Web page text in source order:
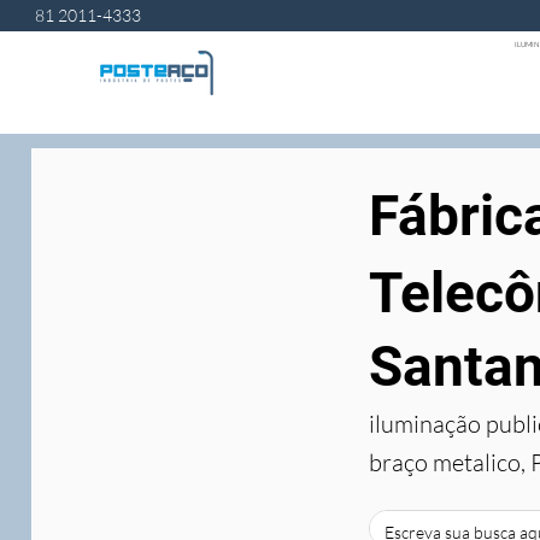
81 2011-4333
iluminação
braço metalico,